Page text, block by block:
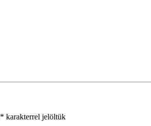
* karakterrel jelöltük